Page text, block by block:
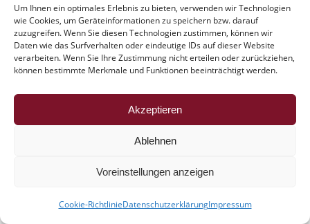
Um Ihnen ein optimales Erlebnis zu bieten, verwenden wir Technologien
wie Cookies, um Geräteinformationen zu speichern bzw. darauf
zuzugreifen. Wenn Sie diesen Technologien zustimmen, können wir
Daten wie das Surfverhalten oder eindeutige IDs auf dieser Website
verarbeiten. Wenn Sie Ihre Zustimmung nicht erteilen oder zurückziehen,
können bestimmte Merkmale und Funktionen beeinträchtigt werden.
Akzeptieren
Ablehnen
Voreinstellungen anzeigen
Cookie-RichtlinieDatenschutzerklärungImpressum
MB↩
Newsletter Nationales Waffenregister
wird eingestellt
2 Kommentare / in
Newsletter des
____________________________________